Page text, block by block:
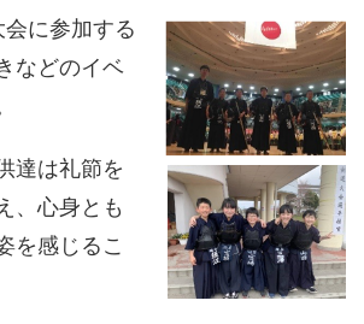
に参加する
などのイベ
達は礼節を
、心身とも
を感じるこ